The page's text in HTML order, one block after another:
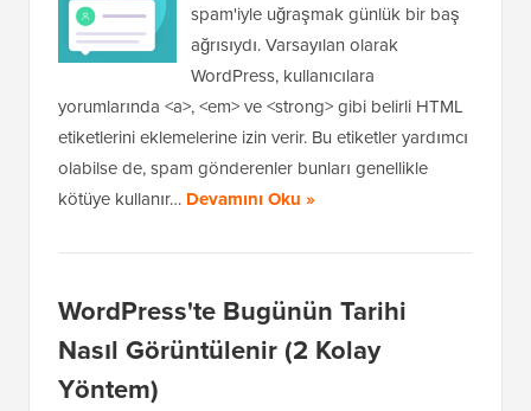
spam'iyle uğraşmak günlük bir baş
ağrısıydı. Varsayılan olarak
WordPress, kullanıcılara
yorumlarında <a>, <em> ve <strong> gibi belirli HTML
etiketlerini eklemelerine izin verir. Bu etiketler yardımcı
olabilse de, spam gönderenler bunları genellikle
kötüye kullanır… Devamını Oku »
WordPress'te Bugünün Tarihi
Nasıl Görüntülenir (2 Kolay
Yöntem)